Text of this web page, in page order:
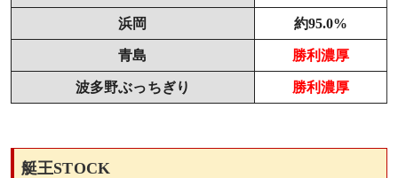
浜岡 約95.0%
青島 勝利濃厚
波多野ぶっちぎり 勝利濃厚
艇王STOCK